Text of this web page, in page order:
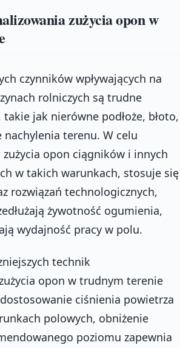
zużycia opon w
czynników wpływających na
rolniczych są trudne
jak nierówne podłoże, błoto,
nachylenia terenu. W celu
opon ciągników i innych
w takich warunkach, stosuje się
rozwiązań technologicznych,
żywotność ogumienia,
wydajność pracy w polu.
technik
opon w trudnym terenie
ciśnienia powietrza
polowych, obniżenie
poziomu zapewnia